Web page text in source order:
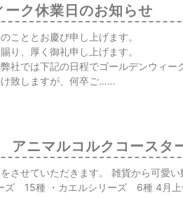
ーク休業日のお知らせ
こととお慶び申し上げます。
り、厚く御礼申し上げます。
社では下記の日程でゴールデンウィー
致しますが、何卒ご……
アニマルコルクコースタ
させていただきます。 雑貨から可愛
ズ 15種 ・カエルシリーズ 6種 4月